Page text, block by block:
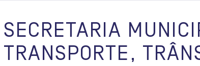
SECRETARIA
TRANSPORTE,